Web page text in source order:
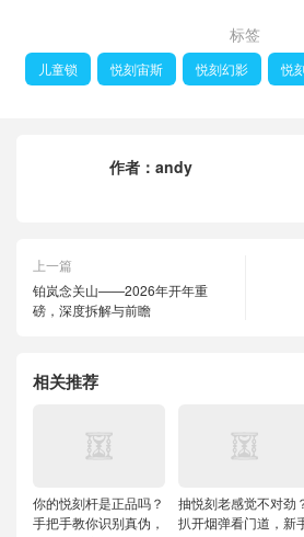
标签
儿童锁 悦刻宙斯 悦刻幻影 悦
作者： andy
上一篇
铂岚念关山——2026年开年重
磅，深度拆解与前瞻
相关推荐
你的悦刻杆是正品吗？
手把手教你识别真伪，
抽悦刻老感觉不对劲
扒开烟弹看门道，新